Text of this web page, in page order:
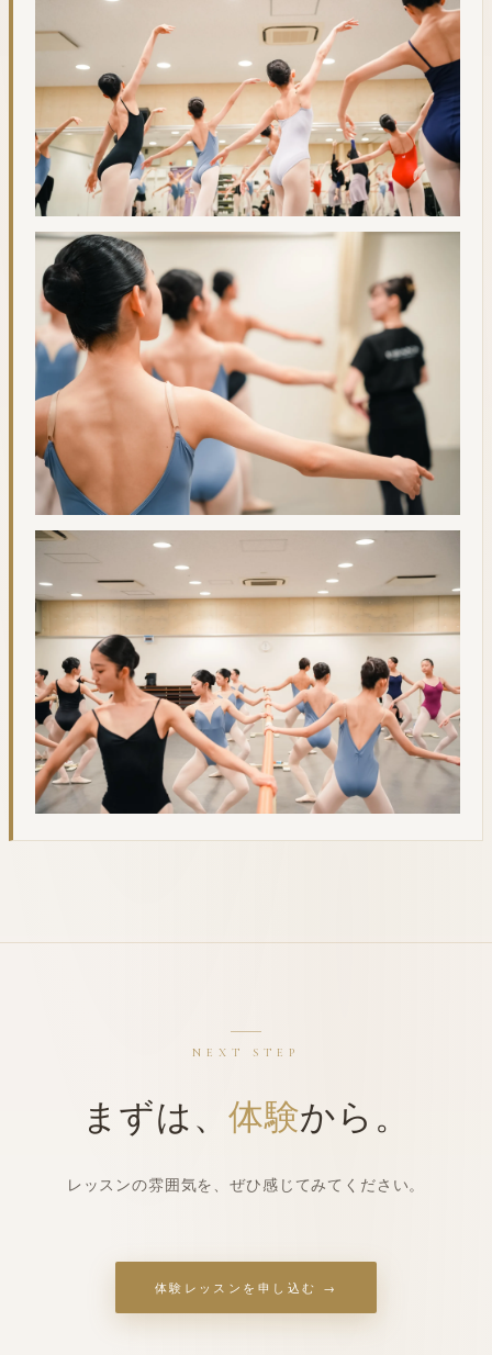
NEXT STEP
まずは、体験から。
レッスンの雰囲気を、ぜひ感じてみてください。
体験 レッスンを申し込む →